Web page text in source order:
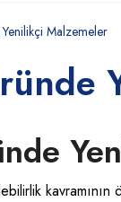
Malzemeler
kavramının